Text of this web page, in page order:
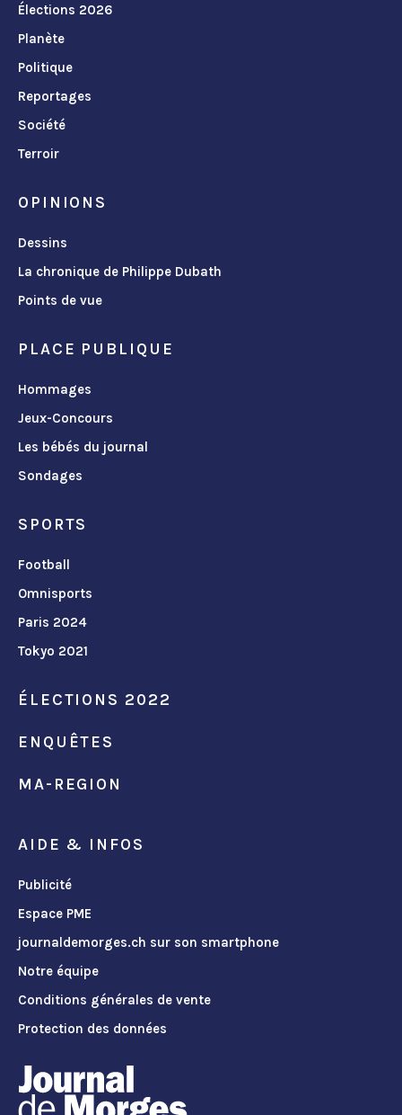
Élections 2026
Planète
Politique
Reportages
Société
Terroir
OPINIONS
Dessins
La chronique de Philippe Dubath
Points de vue
PLACE PUBLIQUE
Hommages
Jeux-Concours
Les bébés du journal
Sondages
SPORTS
Football
Omnisports
Paris 2024
Tokyo 2021
ÉLECTIONS 2022
ENQUÊTES
MA-REGION
AIDE & INFOS
Publicité
Espace PME
journaldemorges.ch sur son smartphone
Notre équipe
Conditions générales de vente
Protection des données